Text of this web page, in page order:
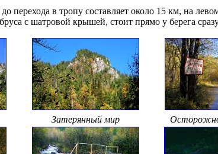
в тропу составляет около 15 км, на
с шатровой крышей, стоит прямо у берега
Затерянный мир